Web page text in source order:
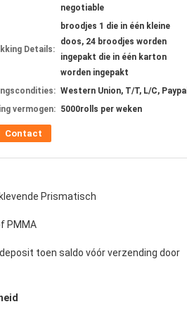
negotiable
Details:
broodjes 1 die in één kleine
doos, 24 broodjes worden
ingepakt die in één karton
worden ingepakt
Western Union, T/T, L/C, Paypal
vermogen: 5000rolls per weken
Contact
Prismatisch
PMMA
toen saldo vóór verzending door